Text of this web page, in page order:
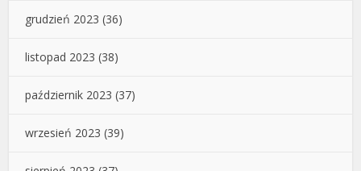
grudzień 2023 (36)
listopad 2023 (38)
październik 2023 (37)
wrzesień 2023 (39)